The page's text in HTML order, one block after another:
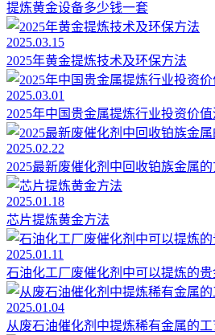
提炼黄金设备多少钱一套
2025.03.15
2025年黄金提炼技术及环保方法
2025.03.01
2025年中国贵金属提炼行业投资价
2025.02.22
2025最新废催化剂中回收铂族金属的
2025.01.18
芯片提炼黄金方法
2025.01.11
石油化工厂废催化剂中可以提炼的贵
2025.01.04
从废石油催化剂中提炼稀有金属的工